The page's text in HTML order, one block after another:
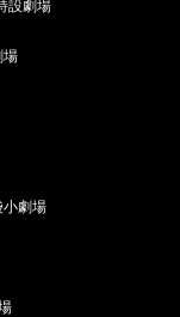
設劇場
場
劇場